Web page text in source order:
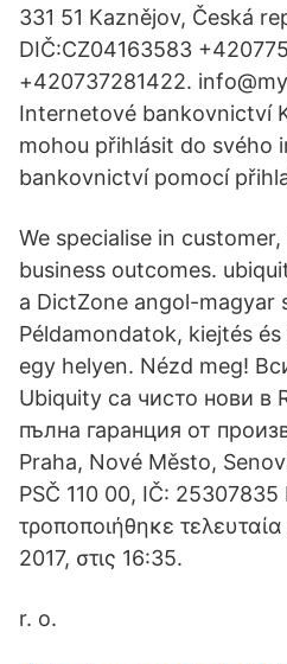
331 51 Kaznějov, Česká
DIČ:CZ04163583
+420737281422.
Internetové bankovnictví
mohou přihlásit do svého
bankovnictví pomocí
We specialise in
business outcomes.
a DictZone angol-magyar
Példamondatok, kiejtés
egy helyen. Nézd meg!
Ubiquity са чисто нови в
пълна гаранция от
Praha, Nové Město,
PSČ 110 00, IČ:
τροποποιήθηκε
2017, στις 16:35.
r. o.